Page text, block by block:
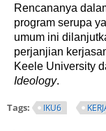
Rencananya
program serupa
umum ini
perjanjian
Keele University
Ideology.
Tags: IKU6